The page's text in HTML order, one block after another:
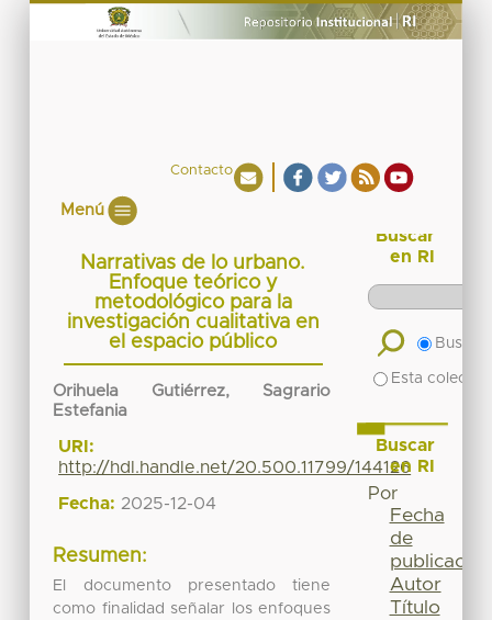
Contacto
Menú
Narrativas de lo urbano.
Enfoque teórico y
metodológico para la
investigación cualitativa en
el espacio público
Orihuela Gutiérrez, Sagrario
Estefania
URI:
http://hdl.handle.net/20.500.11799/144126
Fecha: 2025-12-04
Resumen:
El documento presentado tiene
como finalidad señalar los enfoques
Buscar
en RI
Buscar
Esta
Buscar
en RI
Por
Fecha
de
publicación
Autor
Título